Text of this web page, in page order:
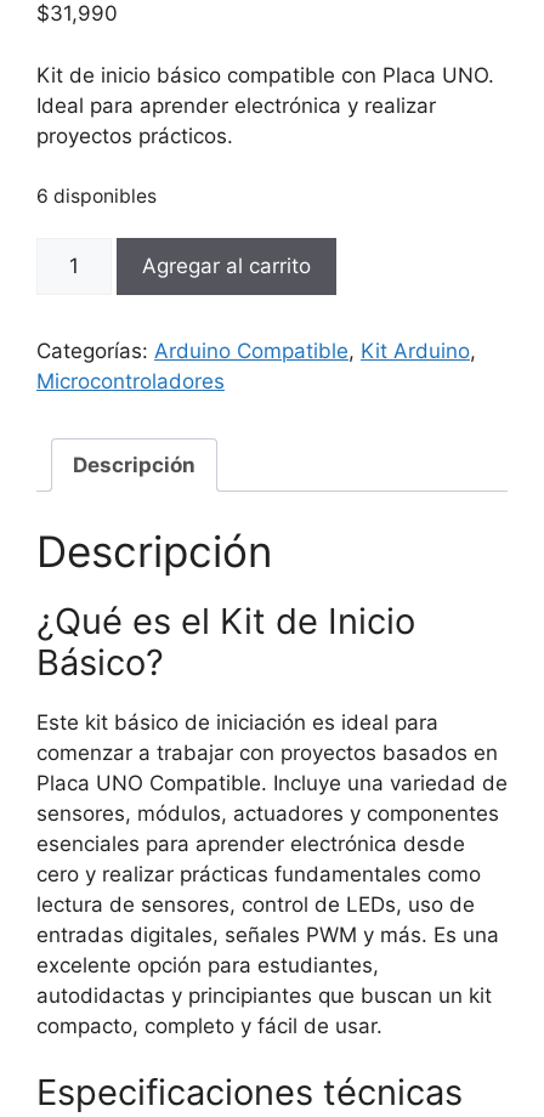
$31,990
Kit de inicio básico compatible con Placa UNO.
Ideal para aprender electrónica y realizar
proyectos prácticos.
6 disponibles
Básico
Placa
Compatible
cantidad
Agregar al carrito
Categorías: Arduino Compatible, Kit Arduino,
Microcontroladores
Descripción
Descripción
¿Qué es el Kit de Inicio
Básico?
Este kit básico de iniciación es ideal para
comenzar a trabajar con proyectos basados en
Placa UNO Compatible. Incluye una variedad de
sensores, módulos, actuadores y componentes
esenciales para aprender electrónica desde
cero y realizar prácticas fundamentales como
lectura de sensores, control de LEDs, uso de
entradas digitales, señales PWM y más. Es una
excelente opción para estudiantes,
autodidactas y principiantes que buscan un kit
compacto, completo y fácil de usar.
Especificaciones técnicas